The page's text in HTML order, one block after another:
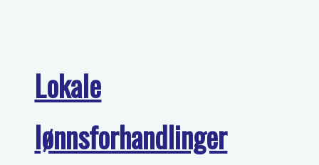
Lokale
lønnsforhandlinger